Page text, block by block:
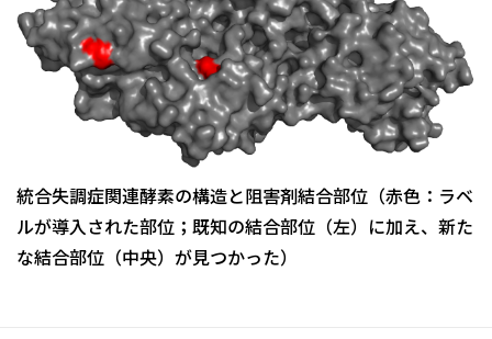
統合失調症関連酵素の構造と阻害剤結合部位（赤色：ラベ
ルが導入された部位；既知の結合部位（左）に加え、新た
な結合部位（中央）が見つかった）